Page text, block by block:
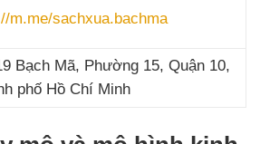
m.me/sachxua.bachma
Bạch Mã, Phường 15, Quận 10,
phố Hồ Chí Minh